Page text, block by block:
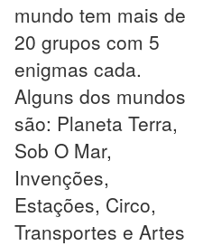
mundo tem mais de
20 grupos com 5
enigmas cada.
Alguns dos mundos
são: Planeta Terra,
Sob O Mar,
Invenções,
Estações, Circo,
Transportes e Artes